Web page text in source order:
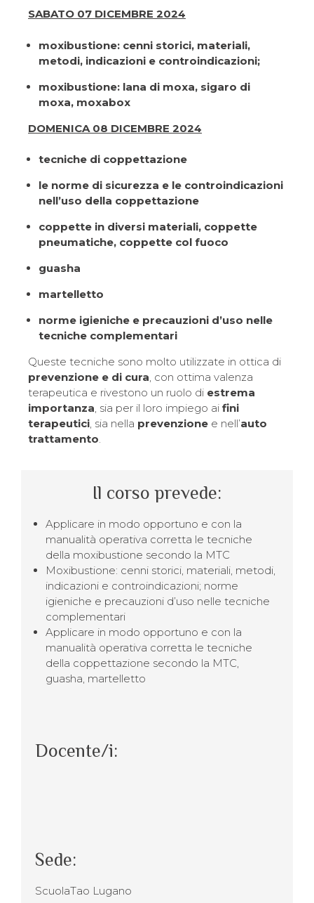
SABATO 07 DICEMBRE 2024
moxibustione: cenni storici, materiali,
metodi, indicazioni e controindicazioni;
moxibustione: lana di moxa, sigaro di
moxa, moxabox
DOMENICA 08 DICEMBRE 2024
tecniche di coppettazione
le norme di sicurezza e le controindicazioni
nell’uso della coppettazione
coppette in diversi materiali, coppette
pneumatiche, coppette col fuoco
guasha
martelletto
norme igieniche e precauzioni d’uso nelle
tecniche complementari
Queste tecniche sono molto utilizzate in ottica di
prevenzione e di cura, con ottima valenza
terapeutica e rivestono un ruolo di estrema
importanza, sia per il loro impiego ai fini
terapeutici, sia nella prevenzione e nell’auto
trattamento.
Il corso prevede:
Applicare in modo opportuno e con la
manualità operativa corretta le tecniche
della moxibustione secondo la MTC
Moxibustione: cenni storici, materiali, metodi,
indicazioni e controindicazioni; norme
igieniche e precauzioni d’uso nelle tecniche
complementari
Applicare in modo opportuno e con la
manualità operativa corretta le tecniche
della coppettazione secondo la MTC,
guasha, martelletto
Docente/i:
Sede:
ScuolaTao Lugano